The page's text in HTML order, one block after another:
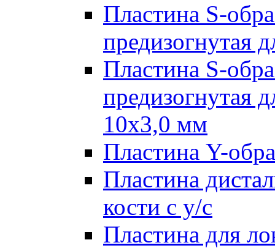
Пластина S-
предизогнутая
Пластина S-
предизогнутая
10х3,0 мм
Пластина Y-
Пластина
кости с у/с
Пластина для